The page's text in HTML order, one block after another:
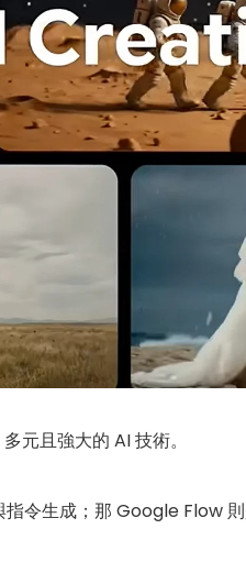
元且強大的 AI 技術。
令生成；那 Google Flow